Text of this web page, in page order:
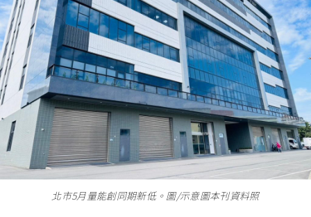
北市5月量能創同期新低。圖/示意圖本刊資料照